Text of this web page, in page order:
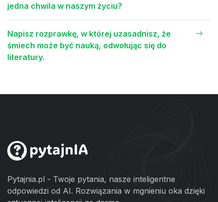
jedna chwila w naszym życiu?
Napisz rozprawkę, w której uzasadnisz, że
śmiech może być nauką, odwołując się do
literatury.
Pytajnia.pl - Twoje pytania, nasze inteligentne
odpowiedzi od AI. Rozwiązania w mgnieniu oka dzięki